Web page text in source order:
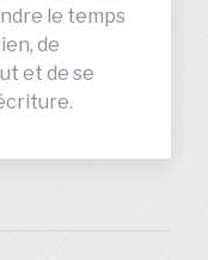
le temps
de
et de se